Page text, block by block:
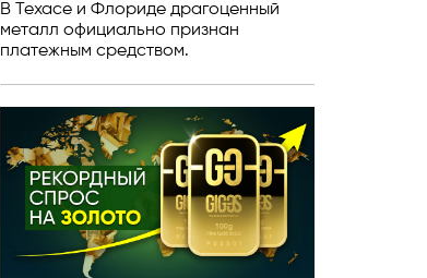
В Техасе и Флориде драгоценный
металл официально признан
платежным средством.